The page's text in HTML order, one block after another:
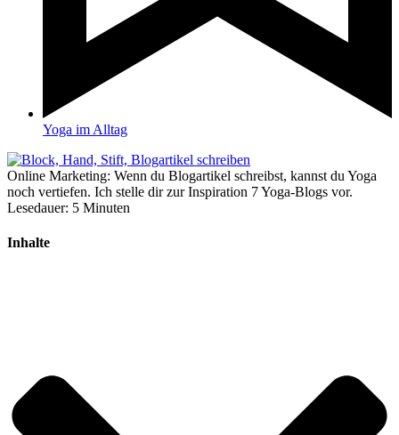
Yoga im Alltag
Online Marketing: Wenn du Blogartikel schreibst, kannst du Yoga
noch vertiefen. Ich stelle dir zur Inspiration 7 Yoga-Blogs vor.
Lesedauer: 5 Minuten
Inhalte